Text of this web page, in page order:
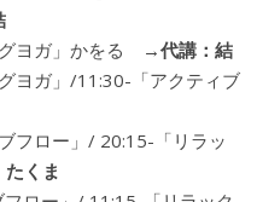
ヨガ」かをる
→代講：結
ヨガ」/11:30-「アクティブ
フロー」/ 20:15-「リラッ
たくま